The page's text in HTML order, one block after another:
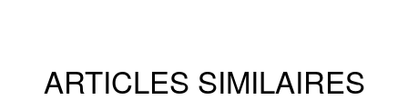
ARTICLES SIMILAIRES